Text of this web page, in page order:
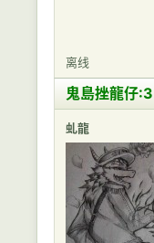
离线
鬼島挫龍仔:3
虬龍